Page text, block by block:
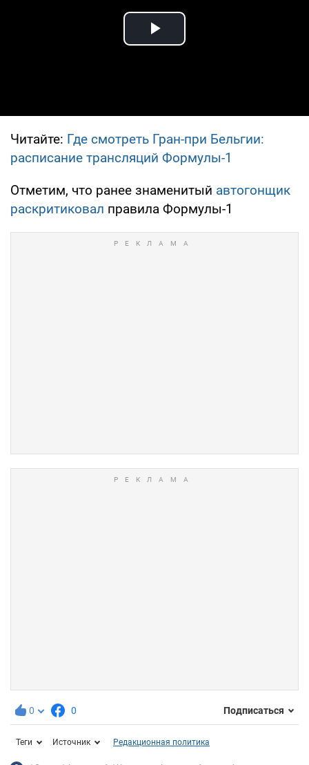
Play Video
Читайте: Где смотреть Гран-при Бельгии:
расписание трансляций Формулы-1
Отметим, что ранее знаменитый автогонщик
раскритиковал правила Формулы-1
0 0 Подписаться
Теги Источник Редакционная политика